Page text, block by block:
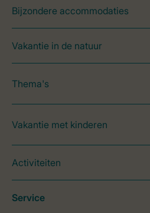
Bijzondere accommodaties
Vakantie in de natuur
Thema's
Vakantie met kinderen
Activiteiten
Service